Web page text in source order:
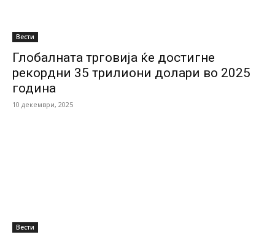
Вести
Глобалната трговија ќе достигне
рекордни 35 трилиони долари во 2025
година
10 декември, 2025
Вести